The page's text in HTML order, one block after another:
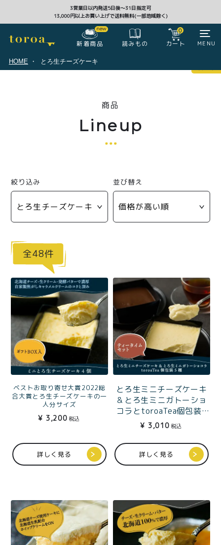
3営業日以内発送5日後〜31日指定可
13,000円以上お買い上げで送料無料(一部地域除く)
新着商品 読みもの
0
カート MENU
商品一覧
セット
お中元
紅茶toroaTea
焼き菓子
メルマガ会員様限定
toroa夏のアウトレッ
トセール
とろ生チーズケーキ
濃抹茶とろ生ガトーシ
ョコラ
とろ生シュー
クッキー缶
紅茶toroaTeaギフト
お誕生日セット
手さげ袋
季節限定
価格別
¥2,000〜¥3,999
〜¥1,999
TOP
読みもの
商品
HOME とろ生チーズケーキ
商品
Lineup
絞り込み 並び替え
48
ベストお取り寄せ大賞2022総
合大賞とろ生チーズケーキの一
人分サイズ
とろ生ミニチーズケーキ4
個ギフトBOX入
¥ 3,200 税込
詳しく見る
とろ生ミニチーズケーキ
＆とろ生ミニガトーショ
コラとtoroaTea個包装5
種のティータイムセット
¥ 3,010 税込
詳しく見る